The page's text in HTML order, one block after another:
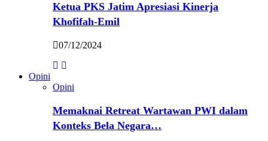
Ketua PKS Jatim Apresiasi Kinerja
Khofifah-Emil
07/12/2024
Opini
Opini
Memaknai Retreat Wartawan PWI dalam
Konteks Bela Negara…